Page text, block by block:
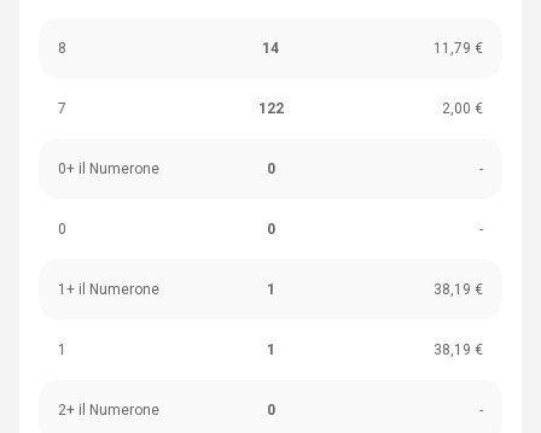
8 14 11,79 €
7 122 2,00 €
0+ il Numerone 0 -
0 0 -
1+ il Numerone 1 38,19 €
1 1 38,19 €
2+ il Numerone 0 -